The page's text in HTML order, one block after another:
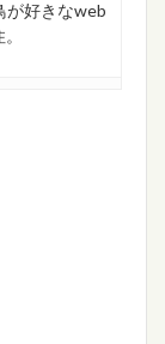
が好きなweb